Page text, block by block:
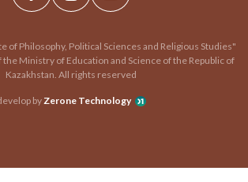
of Philosophy, Political Sciences and Religious Studies"
Ministry of Education and Science of the Republic of
Kazakhstan. All rights reserved
byZerone Technology